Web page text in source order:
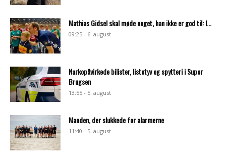
Mathias Gidsel skal møde noget, han ikke er god til: I...
09:25 - 6. august
Narkopåvirkede bilister, listetyv og spytteri i Super
Brugsen
13:55 - 5. august
Manden, der slukkede for alarmerne
11:40 - 5. august